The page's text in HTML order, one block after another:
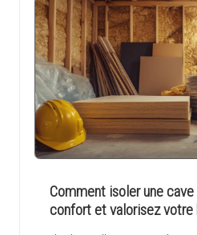
Comment isoler une
confort et valorisez